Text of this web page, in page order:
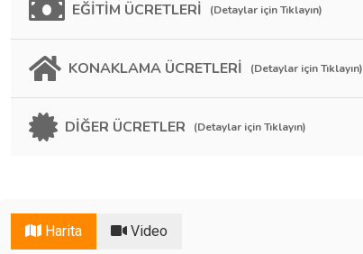
EĞİTİM ÜCRETLERİ (Detaylar için Tıklayın)
KONAKLAMA ÜCRETLERİ (Detaylar için Tıklayın)
DİĞER ÜCRETLER (Detaylar için Tıklayın)
Harita Video